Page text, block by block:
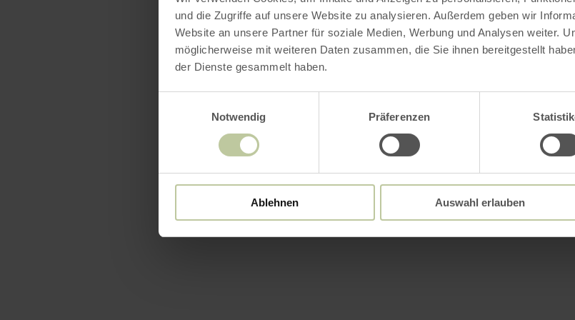
und die Zugriffe auf unsere Website zu analysieren. Außerdem geben wir
Website an unsere Partner für soziale Medien, Werbung und Analysen weiter.
möglicherweise mit weiteren Daten zusammen, die Sie ihnen bereitgestellt
der Dienste gesammelt haben.
Notwendig
Präferenzen
Ablehnen Auswahl erlauben